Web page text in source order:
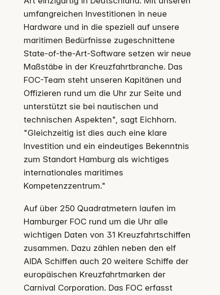
umfangreichen Investitionen in neue
Hardware und in die speziell auf unsere
maritimen Bedürfnisse zugeschnittene
State-of-the-Art-Software setzen wir neue
Maßstäbe in der Kreuzfahrtbranche. Das
FOC-Team steht unseren Kapitänen und
Offizieren rund um die Uhr zur Seite und
unterstützt sie bei nautischen und
technischen Aspekten", sagt Eichhorn.
"Gleichzeitig ist dies auch eine klare
Investition und ein eindeutiges Bekenntnis
zum Standort Hamburg als wichtiges
internationales maritimes
Kompetenzzentrum."
Auf über 250 Quadratmetern laufen im
Hamburger FOC rund um die Uhr alle
wichtigen Daten von 31 Kreuzfahrtschiffen
zusammen. Dazu zählen neben den elf
AIDA Schiffen auch 20 weitere Schiffe der
europäischen Kreuzfahrtmarken der
Carnival Corporation. Das FOC erfasst